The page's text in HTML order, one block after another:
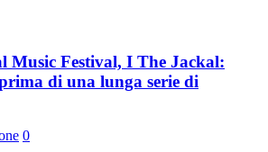
Music Festival, I The Jackal:
di una lunga serie di
0